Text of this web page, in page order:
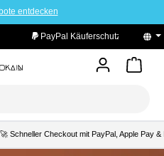
entdecken
Schneller Checkout mit PayPal, Apple Pay &